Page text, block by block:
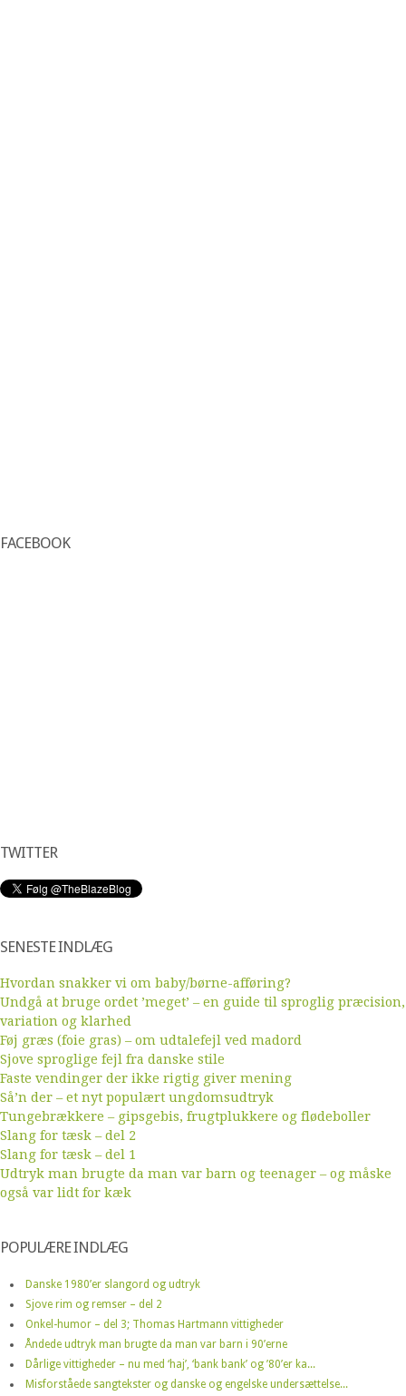
FACEBOOK
TWITTER
SENESTE INDLÆG
Hvordan snakker vi om baby/børne-afføring?
Undgå at bruge ordet ’meget’ – en guide til sproglig præcision,
variation og klarhed
Føj græs (foie gras) – om udtalefejl ved madord
Sjove sproglige fejl fra danske stile
Faste vendinger der ikke rigtig giver mening
Så’n der – et nyt populært ungdomsudtryk
Tungebrækkere – gipsgebis, frugtplukkere og flødeboller
Slang for tæsk – del 2
Slang for tæsk – del 1
Udtryk man brugte da man var barn og teenager – og måske
også var lidt for kæk
POPULÆRE INDLÆG
Danske 1980’er slangord og udtryk
Sjove rim og remser – del 2
Onkel-humor – del 3; Thomas Hartmann vittigheder
Åndede udtryk man brugte da man var barn i 90’erne
Dårlige vittigheder – nu med ‘haj’, ‘bank bank’ og ’80’er ka...
Misforståede sangtekster og danske og engelske undersættelse...